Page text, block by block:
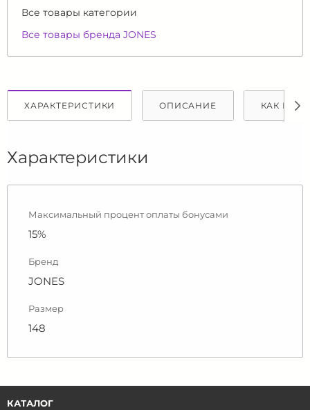
Все товары категории
Все товары бренда JONES
ХАРАКТЕРИСТИКИ ОПИСАНИЕ КАК
Характеристики
Максимальный процент оплаты бонусами
15%
Бренд
JONES
Размер
148
КАТАЛОГ